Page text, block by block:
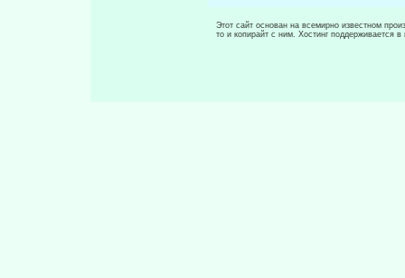
Этот сайт основан на всемирно известном
то и копирайт с ним. Хостинг поддерживается